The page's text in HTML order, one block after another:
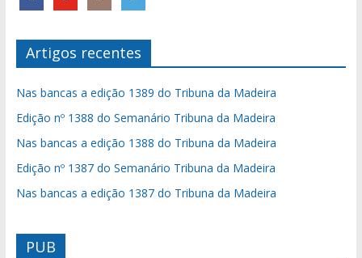
Artigos recentes
Nas bancas a edição 1389 do Tribuna da Madeira
Edição nº 1388 do Semanário Tribuna da Madeira
Nas bancas a edição 1388 do Tribuna da Madeira
Edição nº 1387 do Semanário Tribuna da Madeira
Nas bancas a edição 1387 do Tribuna da Madeira
PUB